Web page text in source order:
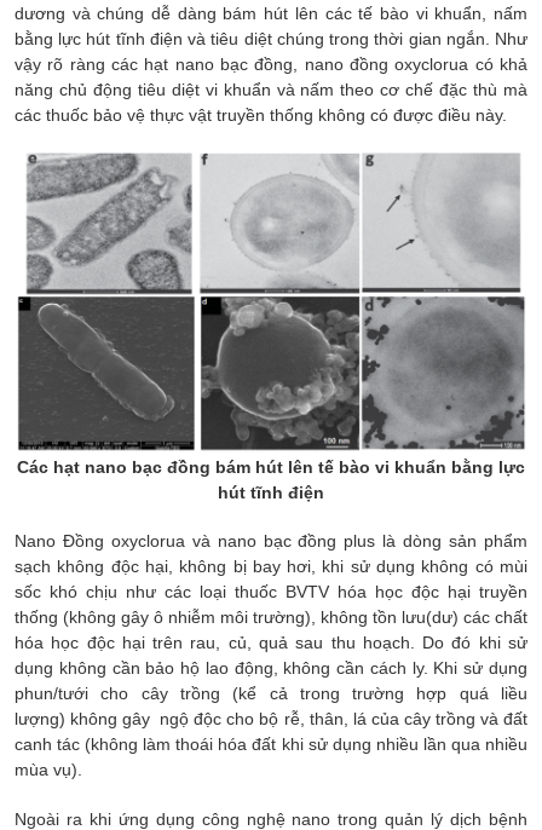
dương và chúng dễ dàng bám hút lên các tế bào vi khuẩn, nấm
bằng lực hút tĩnh điện và tiêu diệt chúng trong thời gian ngắn. Như
vậy rõ ràng các hạt nano bạc đồng, nano đồng oxyclorua có khả
năng chủ động tiêu diệt vi khuẩn và nấm theo cơ chế đặc thù mà
các thuốc bảo vệ thực vật truyền thống không có được điều này.
Các hạt nano bạc đồng bám hút lên tế bào vi khuẩn bằng lực
hút tĩnh điện
Nano Đồng oxyclorua và nano bạc đồng plus là dòng sản phẩm
sạch không độc hại, không bị bay hơi, khi sử dụng không có mùi
sốc khó chịu như các loại thuốc BVTV hóa học độc hại truyền
thống (không gây ô nhiễm môi trường), không tồn lưu(dư) các chất
hóa học độc hại trên rau, củ, quả sau thu hoạch. Do đó khi sử
dụng không cần bảo hộ lao động, không cần cách ly. Khi sử dụng
phun/tưới cho cây trồng (kể cả trong trường hợp quá liều
lượng) không gây ngộ độc cho bộ rễ, thân, lá của cây trồng và đất
canh tác (không làm thoái hóa đất khi sử dụng nhiều lần qua nhiều
mùa vụ).
Ngoài ra khi ứng dụng công nghệ nano trong quản lý dịch bệnh